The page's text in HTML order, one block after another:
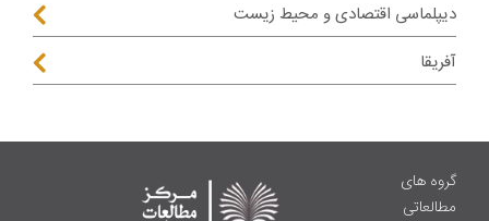
دیپلماسی اقتصادی و محیط زیست
آفریقا
گروه های
مطالعاتی